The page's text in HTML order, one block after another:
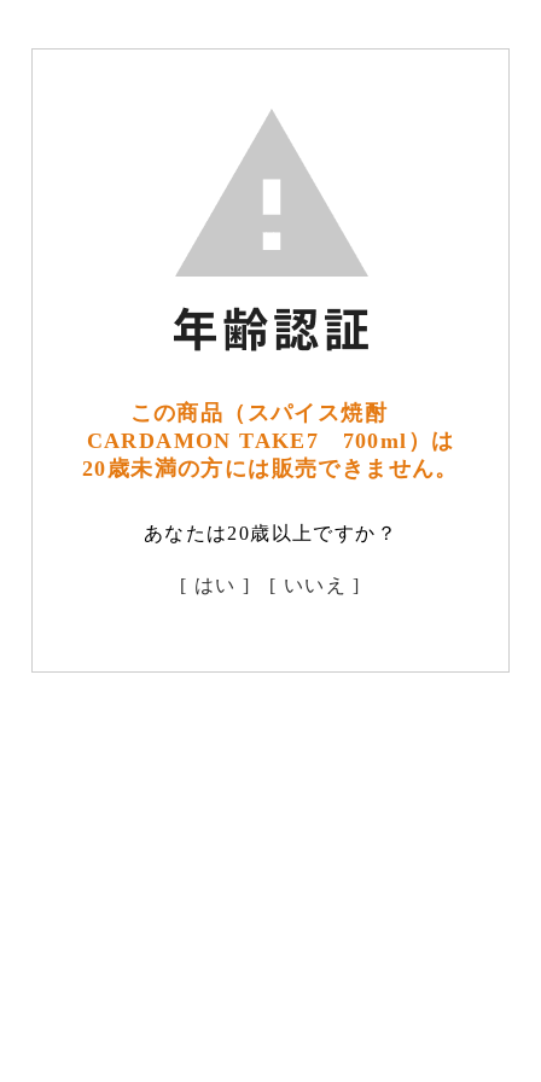
この商品（スパイス焼酎
CARDAMON TAKE7 700ml）は
20歳未満の方には販売できません。
あなたは20歳以上ですか？
[ はい ] [ いいえ ]